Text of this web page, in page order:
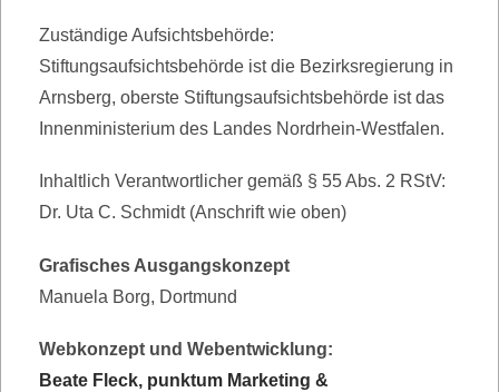
Zuständige Aufsichtsbehörde:
Stiftungsaufsichtsbehörde ist die Bezirksregierung in
Arnsberg, oberste Stiftungsaufsichtsbehörde ist das
Innenministerium des Landes Nordrhein-Westfalen.
Inhaltlich Verantwortlicher gemäß § 55 Abs. 2 RStV:
Dr. Uta C. Schmidt (Anschrift wie oben)
Grafisches Ausgangskonzept
Manuela Borg, Dortmund
Webkonzept und Webentwicklung:
Beate Fleck, punktum Marketing &